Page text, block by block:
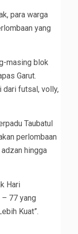
para warga
yang
masing blok
Garut.
dari futsal, volly,
Taubatul
perlombaan
hingga
Hari
77 yang
Kuat”.